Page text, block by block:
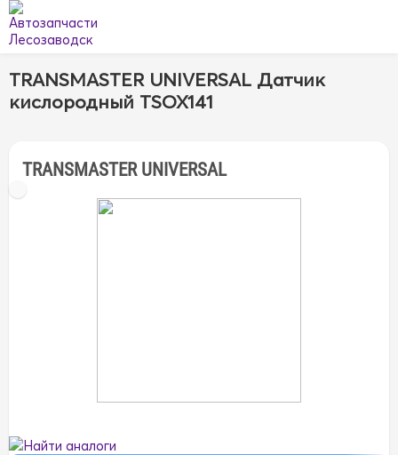
TRANSMASTER UNIVERSAL Датчик
кислородный TSOX141
TRANSMASTER UNIVERSAL
Найти аналоги